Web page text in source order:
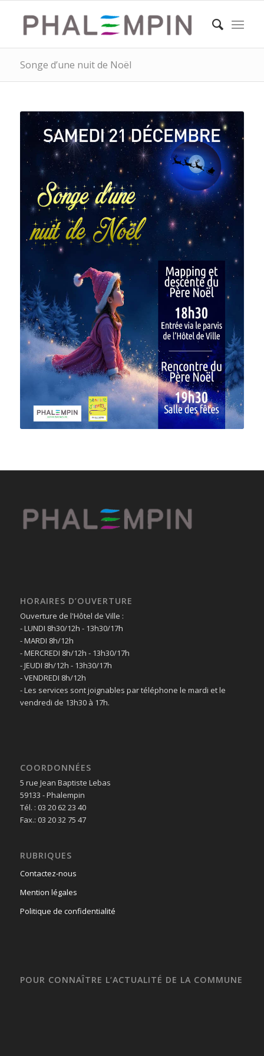
Songe d’une nuit de Noël
HORAIRES D’OUVERTURE
Ouverture de l'Hôtel de Ville :
- LUNDI 8h30/12h - 13h30/17h
- MARDI 8h/12h
- MERCREDI 8h/12h - 13h30/17h
- JEUDI 8h/12h - 13h30/17h
- VENDREDI 8h/12h
- Les services sont joignables par téléphone le mardi et le
vendredi de 13h30 à 17h.
COORDONNÉES
5 rue Jean Baptiste Lebas
59133 - Phalempin
Tél. : 03 20 62 23 40
Fax.: 03 20 32 75 47
RUBRIQUES
Contactez-nous
Mention légales
Politique de confidentialité
POUR CONNAÎTRE L’ACTUALITÉ DE LA COMMUNE